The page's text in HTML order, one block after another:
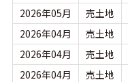
2026年05月
売土地
2026年04月
売土地
2026年04月
売土地
2026年04月
売土地